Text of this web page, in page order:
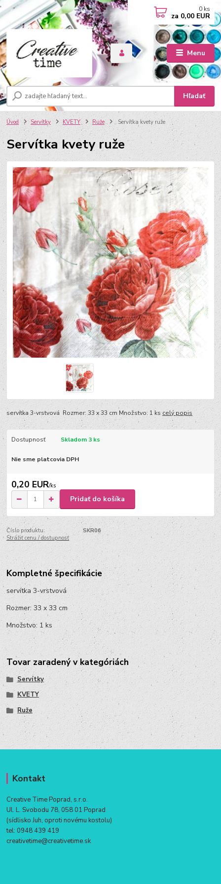
Menu
Hľadať
0 ks
za 0,00 EUR
Úvod Servítky KVETY Ruže Servítka kvety ruže
Servítka kvety ruže
servítka 3-vrstvová Rozmer: 33 x 33 cm Množstvo: 1 ks celý popis
Dostupnosť Skladom 3 ks
Nie sme platcovia DPH
0,20 EUR/ks
Pridať do košíka
Číslo produktu:
SKR06
Strážiť cenu / dostupnosť
Kompletné špecifikácie
servítka 3-vrstvová
Rozmer: 33 x 33 cm
Množstvo: 1 ks
Tovar zaradený v kategóriách
Servítky
KVETY
Ruže
Kontakt
Creative Time Poprad, s.r.o.
Ul. L. Svobodu 78, 058 01 Poprad
(sídlisko Juh, oproti novému kostolu)
tel: 0948 439 419
creativetime@creativetime.sk